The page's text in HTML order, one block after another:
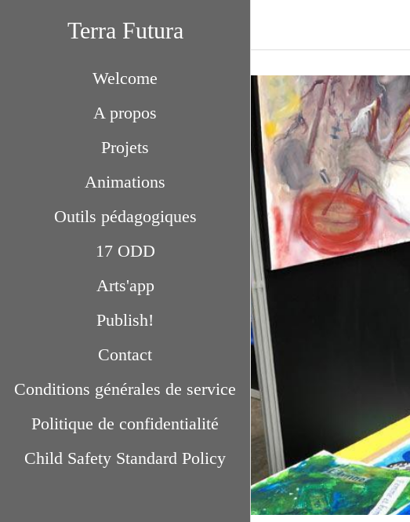
Terra Futura
Welcome
A propos
Projets
Animations
Outils pédagogiques
17 ODD
Arts'app
Publish!
Contact
Conditions générales de service
Politique de confidentialité
Child Safety Standard Policy